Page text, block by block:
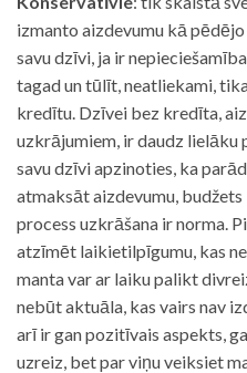
izmanto aizdevumu kā
savu dzīvi, ja ir
tagad un tūlīt, neatliekami,
kredītu. Dzīvei bez kredīta,
uzkrājumiem, ir daudz lielāku
savu dzīvi apzinoties, ka
atmaksāt aizdevumu,
process uzkrāšana ir norma.
atzīmēt laikietilpīgumu, kas
manta var ar laiku palikt
nebūt aktuāla, kas vairs nav
arī ir gan pozitīvais aspekts,
uzreiz, bet par viņu veiksiet